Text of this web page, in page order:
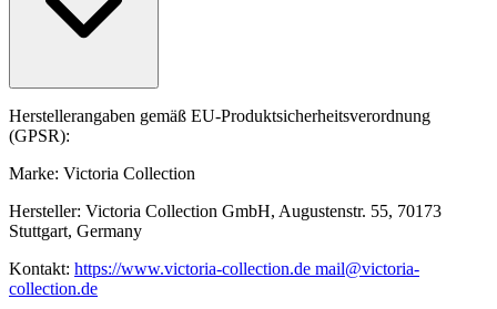
Herstellerangaben gemäß EU-Produktsicherheitsverordnung
(GPSR):
Marke: Victoria Collection
Hersteller: Victoria Collection GmbH, Augustenstr. 55, 70173
Stuttgart, Germany
Kontakt: https://www.victoria-collection.de mail@victoria-
collection.de